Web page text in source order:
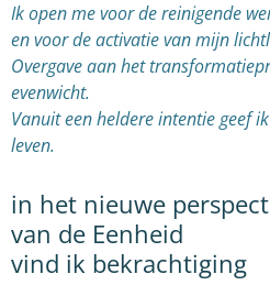
Ik open me voor de reinigende
en voor de activatie van mijn
Overgave aan het
evenwicht.
Vanuit een heldere intentie geef
leven.
in het nieuwe
van de Eenheid
vind ik bekrachtiging